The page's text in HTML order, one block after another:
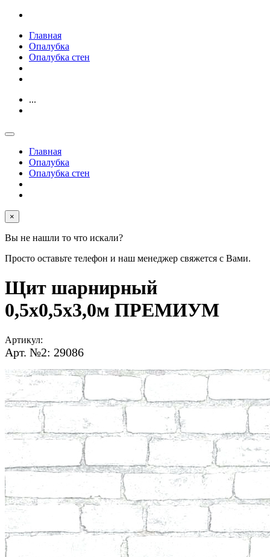
Главная
Опалубка
Опалубка стен
...
Главная
Опалубка
Опалубка стен
×
Вы не нашли то что искали?
Просто оставьте телефон и наш менеджер свяжется с Вами.
Щит шарнирный
0,5х0,5х3,0м ПРЕМИУМ
Артикул:
Арт. №2: 29086